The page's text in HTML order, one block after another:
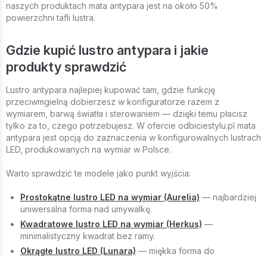
naszych produktach mata antypara jest na około 50%
powierzchni tafli lustra.
Gdzie kupić lustro antypara i jakie
produkty sprawdzić
Lustro antypara najlepiej kupować tam, gdzie funkcję
przeciwmgielną dobierzesz w konfiguratorze razem z
wymiarem, barwą światła i sterowaniem — dzięki temu płacisz
tylko za to, czego potrzebujesz. W ofercie odbiciestylu.pl mata
antypara jest opcją do zaznaczenia w konfigurowalnych lustrach
LED, produkowanych na wymiar w Polsce.
Warto sprawdzić te modele jako punkt wyjścia:
Prostokątne lustro LED na wymiar (Aurelia) — najbardziej
uniwersalna forma nad umywalkę.
Kwadratowe lustro LED na wymiar (Herkus) —
minimalistyczny kwadrat bez ramy.
Okrągłe lustro LED (Lunara) — miękka forma do